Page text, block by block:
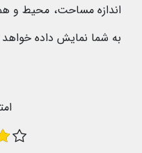
اندازه مساحت، محیط و
به شما نمایش داده